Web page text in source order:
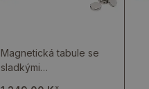
Magnetická tabule se
sladkými